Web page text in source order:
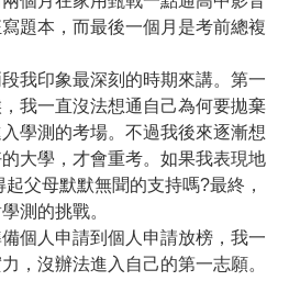
題本，而最後一個月是考前總複
我印象最深刻的時期來講。第一
我一直沒法想通自己為何要拋棄
學測的考場。不過我後來逐漸想
大學，才會重考。如果我表現地
父母默默無聞的支持嗎?最終，
測的挑戰。
個人申請到個人申請放榜，我一
，沒辦法進入自己的第一志願。